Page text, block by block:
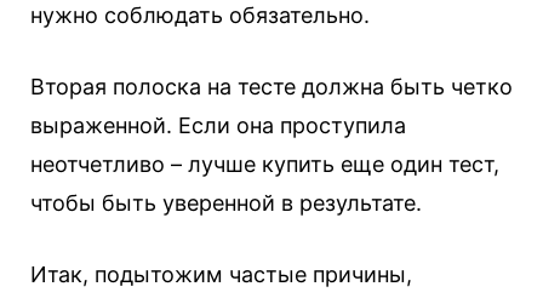
нужно соблюдать обязательно.
Вторая полоска на тесте должна быть четко
выраженной. Если она проступила
неотчетливо – лучше купить еще один тест,
чтобы быть уверенной в результате.
Итак, подытожим частые причины,